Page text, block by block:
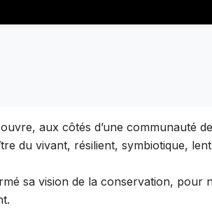
aux côtés d’une communauté
du vivant, résilient, symbiotique,
sa vision de la conservation, pour